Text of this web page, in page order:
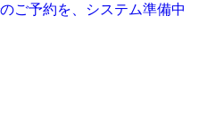
ご予約を、システム準備中